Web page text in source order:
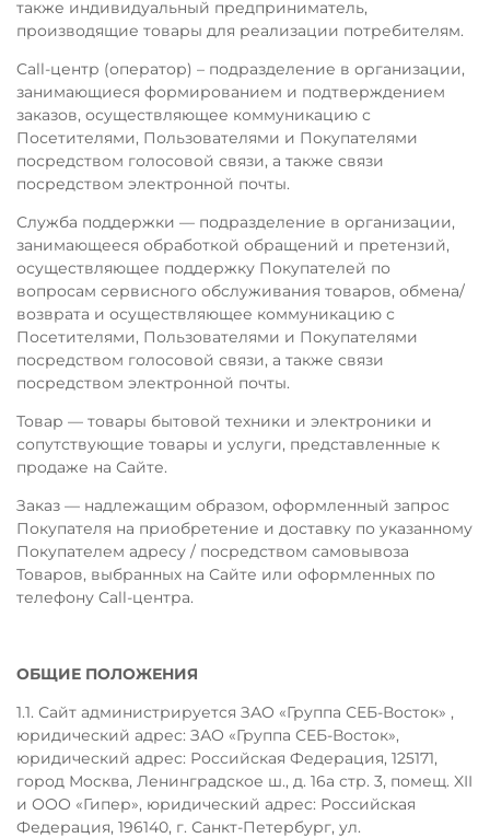
также индивидуальный предприниматель,
производящие товары для реализации потребителям.
Call-центр (оператор) – подразделение в организации,
занимающиеся формированием и подтверждением
заказов, осуществляющее коммуникацию с
Посетителями, Пользователями и Покупателями
посредством голосовой связи, а также связи
посредством электронной почты.
Служба поддержки — подразделение в организации,
занимающееся обработкой обращений и претензий,
осуществляющее поддержку Покупателей по
вопросам сервисного обслуживания товаров, обмена/
возврата и осуществляющее коммуникацию с
Посетителями, Пользователями и Покупателями
посредством голосовой связи, а также связи
посредством электронной почты.
Товар — товары бытовой техники и электроники и
сопутствующие товары и услуги, представленные к
продаже на Сайте.
Заказ — надлежащим образом, оформленный запрос
Покупателя на приобретение и доставку по указанному
Покупателем адресу / посредством самовывоза
Товаров, выбранных на Сайте или оформленных по
телефону Call-центра.
ОБЩИЕ ПОЛОЖЕНИЯ
1.1. Сайт администрируется ЗАО «Группа СЕБ-Восток» ,
юридический адрес: ЗАО «Группа СЕБ-Восток»,
юридический адрес: Российская Федерация, 125171,
город Москва, Ленинградское ш., д. 16а стр. 3, помещ. XII
и ООО «Гипер», юридический адрес: Российская
Федерация, 196140, г. Санкт-Петербург, ул.